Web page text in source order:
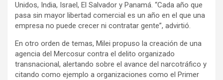
Unidos, India, Israel, El Salvador y Panamá. “Cada año que
pasa sin mayor libertad comercial es un año en el que una
empresa no puede crecer ni contratar gente”, advirtió.
En otro orden de temas, Milei propuso la creación de una
agencia del Mercosur contra el delito organizado
transnacional, alertando sobre el avance del narcotráfico y
citando como ejemplo a organizaciones como el Primer